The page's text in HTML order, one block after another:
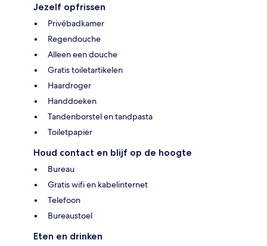
Jezelf opfrissen
Privébadkamer
Regendouche
Alleen een douche
Gratis toiletartikelen
Haardroger
Handdoeken
Tandenborstel en tandpasta
Toiletpapier
Houd contact en blijf op de hoogte
Bureau
Gratis wifi en kabelinternet
Telefoon
Bureaustoel
Eten en drinken